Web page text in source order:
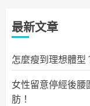
最新文章
怎麼瘦到理想體型
女性留意停經後腰
肪！